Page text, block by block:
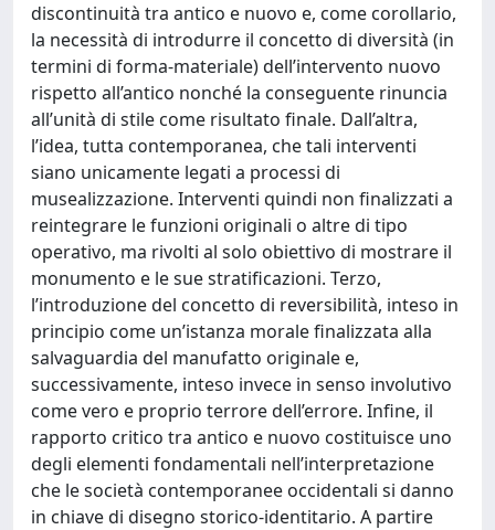
discontinuità tra antico e nuovo e, come corollario,
la necessità di introdurre il concetto di diversità (in
termini di forma-materiale) dell’intervento nuovo
rispetto all’antico nonché la conseguente rinuncia
all’unità di stile come risultato finale. Dall’altra,
l’idea, tutta contemporanea, che tali interventi
siano unicamente legati a processi di
musealizzazione. Interventi quindi non finalizzati a
reintegrare le funzioni originali o altre di tipo
operativo, ma rivolti al solo obiettivo di mostrare il
monumento e le sue stratificazioni. Terzo,
l’introduzione del concetto di reversibilità, inteso in
principio come un’istanza morale finalizzata alla
salvaguardia del manufatto originale e,
successivamente, inteso invece in senso involutivo
come vero e proprio terrore dell’errore. Infine, il
rapporto critico tra antico e nuovo costituisce uno
degli elementi fondamentali nell’interpretazione
che le società contemporanee occidentali si danno
in chiave di disegno storico-identitario. A partire